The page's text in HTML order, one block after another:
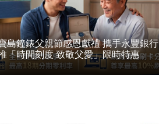
島鐘錶父親節感恩獻禮 攜手永豐銀行
「時間刻度 致敬父愛」限時特惠